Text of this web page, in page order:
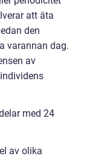
att äta
den
varannan dag.
av
med 24
av olika